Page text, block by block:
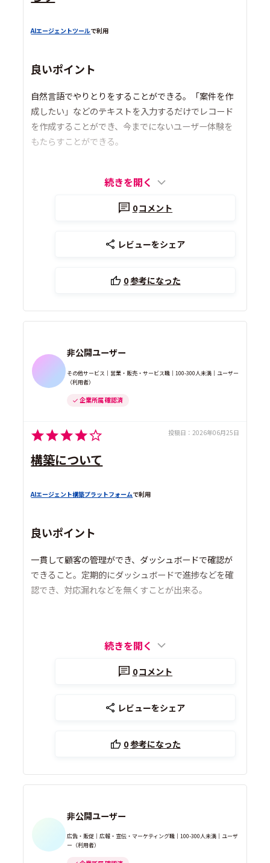
AIエージェントツールで利用
良いポイント
自然言語でやりとりをすることができる。「案件を作
成したい」などのテキストを入力するだけでレコード
を作成することができ、今までにないユーザー体験を
もたらすことができる。
続きを開く
0コメント
レビューをシェア
0参考になった
非公開ユーザー
その他サービス｜営業・販売・サービス職｜100-300人未満｜ユーザー
（利用者）
企業所属 確認済
投稿日： 2026年06月25日
構築について
AIエージェント構築プラットフォームで利用
良いポイント
一貫して顧客の管理ができ、ダッシュボードで確認が
できること。定期的にダッシュボードで進捗などを確
認でき、対応漏れなどを無くすことが出来る。
続きを開く
0コメント
レビューをシェア
0参考になった
非公開ユーザー
広告・販促｜広報・宣伝・マーケティング職｜100-300人未満｜ユーザ
ー（利用者）